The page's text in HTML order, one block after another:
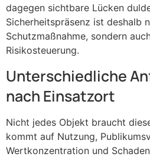
dagegen sichtbare Lücken
Sicherheitspräsenz ist deshalb
Schutzmaßnahme, sondern
Risikosteuerung.
Unterschiedliche
nach Einsatzort
Nicht jedes Objekt braucht
kommt auf Nutzung,
Wertkonzentration und